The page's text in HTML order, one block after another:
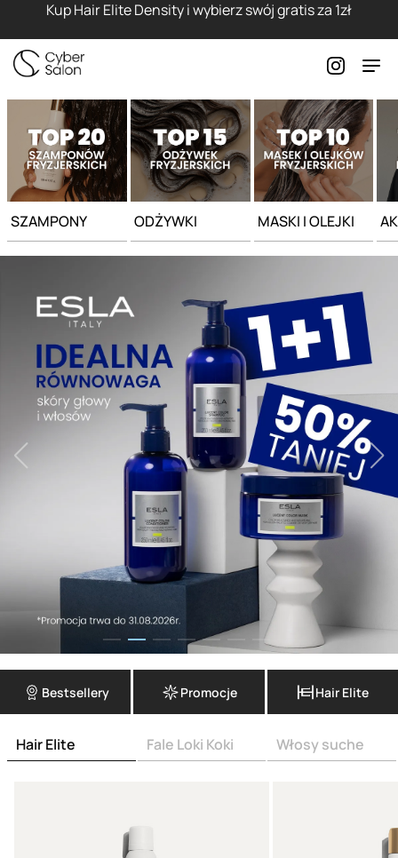
Kup Hair Elite Density i wybierz swój gratis za 1zł
SZAMPONY ODŻYWKI MASKI I OLEJKI
Bestsellery Promocje Hair Elite
Hair Elite Fale Loki Koki Włosy suche
Strona główna - Cyber Salon